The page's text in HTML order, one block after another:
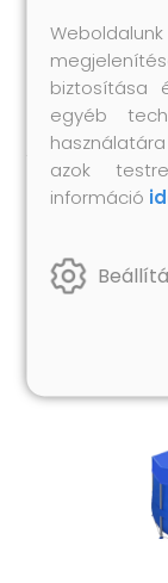
Anyag:
biztosítása
egyéb
azok
információ